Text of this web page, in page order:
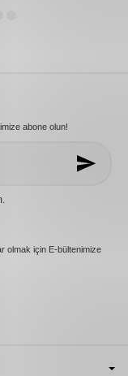
abone olun!
olmak için E-bültenimize